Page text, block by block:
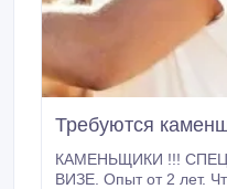
Требуются
КАМЕНЬЩИКИ !!!
ВИЗЕ. Опыт от 2 лет.